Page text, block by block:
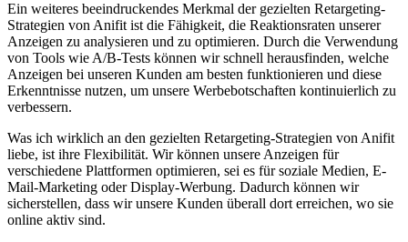
Ein weiteres beeindruckendes Merkmal der gezielten Retargeting-
Strategien ⁣von Anifit ist die⁢ Fähigkeit, die Reaktionsraten unserer
Anzeigen zu analysieren und zu optimieren. ⁣Durch die Verwendung
von Tools wie A/B-Tests können wir schnell herausfinden, welche
Anzeigen bei unseren ⁣Kunden am⁤ besten funktionieren und diese
Erkenntnisse nutzen, um ⁣unsere⁢ Werbebotschaften kontinuierlich zu
verbessern.
Was ich wirklich an den‌ gezielten⁢ Retargeting-Strategien von Anifit
liebe, ist ihre Flexibilität.‌ Wir können unsere Anzeigen für
verschiedene Plattformen optimieren, sei es für soziale Medien, E-
Mail-Marketing ⁢oder Display-Werbung. Dadurch können wir
sicherstellen,‌ dass wir unsere Kunden überall dort ​erreichen, ‌wo‌ sie
online aktiv sind.